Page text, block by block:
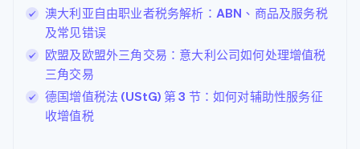
澳大利亚自由职业者税务解析：ABN、商品及服务税
及常见错误
欧盟及欧盟外三角交易：意大利公司如何处理增值税
三角交易
德国增值税法 (UStG) 第 3 节：如何对辅助性服务征
收增值税
English
立陶宛
English
列支敦士登
DeutschEnglish
卢森堡
FrançaisDeutschEnglish
罗马尼亚